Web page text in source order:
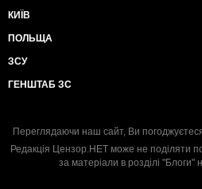
КИЇВ
ПОЛЬЩА
ЗСУ
ГЕНШТАБ ЗС
Переглядаючи наш сайт, Ви
Редакція Цензор.НЕТ може не поділяти
за матеріали в розділі "Блоги"